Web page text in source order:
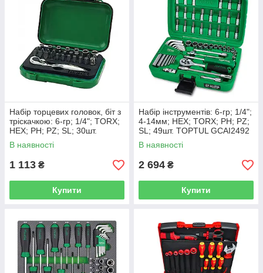
Набір торцевих головок, біт з
тріскачкою: 6-гр; 1/4"; TORX;
HEX; PH; PZ; SL; 30шт.
TOPTUL GABW3001
В наявності
1 113 ₴
Купити
Набір інструментів: 6-гр; 1/4";
4-14мм; HEX; TORX; PH; PZ;
SL; 49шт. TOPTUL GCAI2492
В наявності
2 694 ₴
Купити